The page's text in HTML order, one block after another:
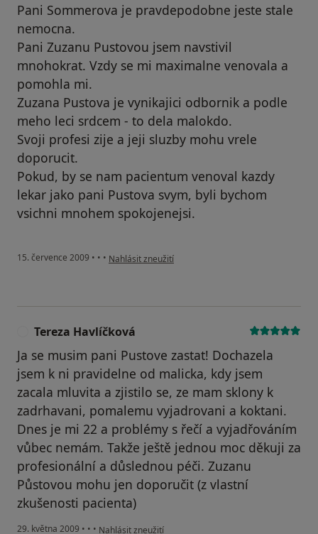
Pani Sommerova je pravdepodobne jeste stale
nemocna.
Pani Zuzanu Pustovou jsem navstivil
mnohokrat. Vzdy se mi maximalne venovala a
pomohla mi.
Zuzana Pustova je vynikajici odbornik a podle
meho leci srdcem - to dela malokdo.
Svoji profesi zije a jeji sluzby mohu vrele
doporucit.
Pokud, by se nam pacientum venoval kazdy
lekar jako pani Pustova svym, byli bychom
vsichni mnohem spokojenejsi.
15. července 2009 • • • podle názoru uživatele Petr Stransky
Nahlásit zneužití
Tereza Havlíčková
Ja se musim pani Pustove zastat! Dochazela
jsem k ni pravidelne od malicka, kdy jsem
zacala mluvita a zjistilo se, ze mam sklony k
zadrhavani, pomalemu vyjadrovani a koktani.
Dnes je mi 22 a problémy s řečí a vyjadřováním
vůbec nemám. Takže ještě jednou moc děkuji za
profesionální a důslednou péči. Zuzanu
Půstovou mohu jen doporučit (z vlastní
zkušenosti pacienta)
29. května 2009 • • • podle názoru uživatele Tereza Havlíčková
Nahlásit zneužití